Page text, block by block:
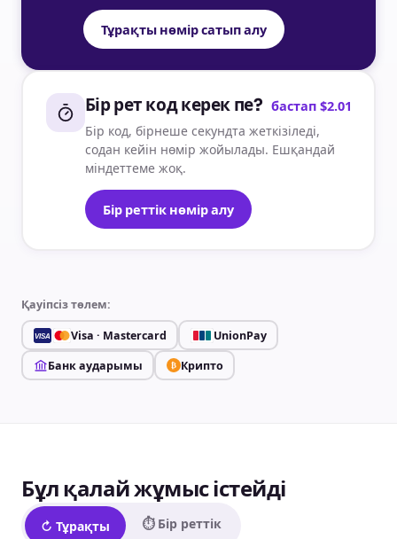
Тұрақты нөмір сатып алу
Бір рет код керек пе? бастап $2.01
Бір код, бірнеше секундта жеткізіледі,
содан кейін нөмір жойылады. Ешқандай
міндеттеме жоқ.
Бір реттік нөмір алу
Қауіпсіз төлем:
VISA Visa · Mastercard
UnionPay
Банк аударымы
₿ Крипто
Бұл қалай жұмыс істейді
↻ Тұрақты ⏱ Бір реттік